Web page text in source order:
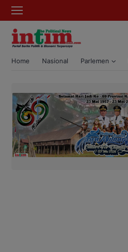
Home Nasional Parlemen